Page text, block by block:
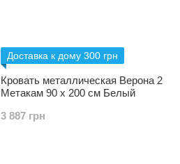
Доставка к дому 300 грн
Кровать металлическая Верона 2
Метакам 90 х 200 см Белый
3 887 грн